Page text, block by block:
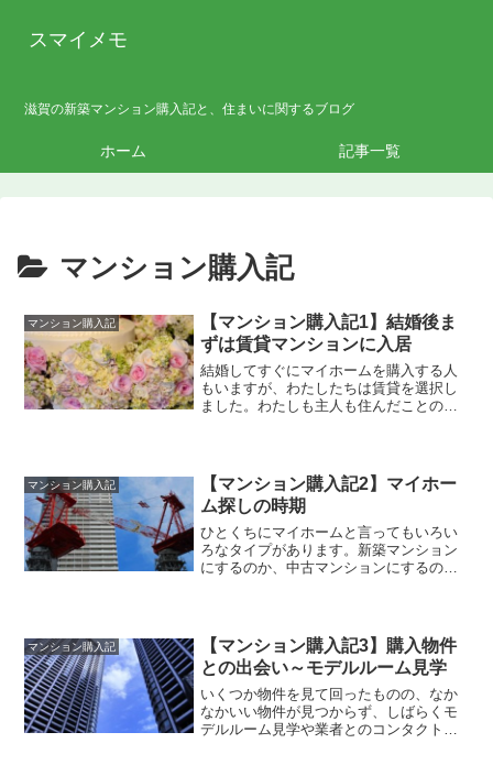
スマイメモ
滋賀の新築マンション購入記と、住まいに関するブログ
ホーム 記事一覧
マンション購入記
マンション購入記
【マンション購入記1】結婚後ま
ずは賃貸マンションに入居
結婚してすぐにマイホームを購入する人
もいますが、わたしたちは賃貸を選択し
ました。わたしも主人も住んだことのな
マンション購入記
【マンション購入記2】マイホー
ム探しの時期
ひとくちにマイホームと言ってもいろい
ろなタイプがあります。新築マンション
にするのか、中古マンションにするの
マンション購入記
【マンション購入記3】購入物件
との出会い～モデルルーム見学
いくつか物件を見て回ったものの、なか
なかいい物件が見つからず、しばらくモ
デルルーム見学や業者とのコンタクトを